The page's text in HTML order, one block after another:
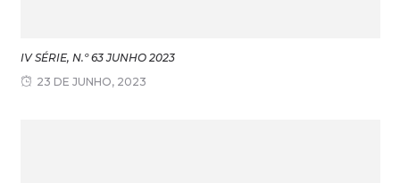
IV SÉRIE, N.º 63 JUNHO 2023
23 DE JUNHO, 2023